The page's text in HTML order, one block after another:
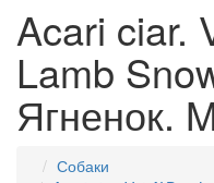
Acari ciar.
Lamb
Ягненок.
Собаки